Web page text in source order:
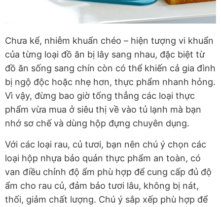
Chưa kể, nhiễm khuẩn chéo – hiện tượng vi khuẩn
của từng loại đồ ăn bị lây sang nhau, đặc biệt từ
đồ ăn sống sang chín còn có thể khiến cả gia đình
bị ngộ độc hoặc nhẹ hơn, thực phẩm nhanh hỏng.
Vì vậy, đừng bao giờ tống thẳng các loại thực
phẩm vừa mua ở siêu thị về vào tủ lạnh mà bạn
nhớ sơ chế và dùng hộp đựng chuyên dụng.
Với các loại rau, củ tươi, bạn nên chú ý chọn các
loại hộp nhựa bảo quản thực phẩm an toàn, có
van điều chỉnh độ ẩm phù hợp để cung cấp đủ độ
ẩm cho rau củ, đảm bảo tươi lâu, không bị nát,
thối, giảm chất lượng. Chú ý sắp xếp phù hợp để